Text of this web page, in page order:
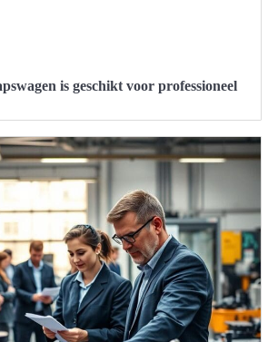
is geschikt voor professioneel